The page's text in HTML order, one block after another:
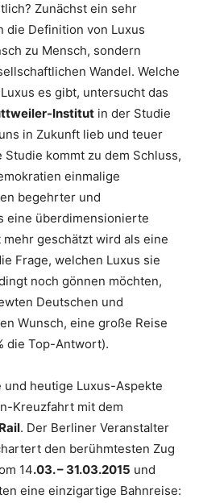
Zunächst ein sehr
die Definition von Luxus
zu Mensch, sondern
Wandel. Welche
es gibt, untersucht das
Institut in der Studie
in Zukunft lieb und teuer
kommt zu dem Schluss,
einmalige
begehrter und
eine überdimensionierte
geschätzt wird als eine
Frage, welchen Luxus sie
noch gönnen möchten,
Deutschen und
Wunsch, eine große Reise
die Top-Antwort).
und heutige Luxus-Aspekte
Kreuzfahrt mit dem
. Der Berliner Veranstalter
den berühmtesten Zug
14.03. – 31.03.2015 und
eine einzigartige Bahnreise: